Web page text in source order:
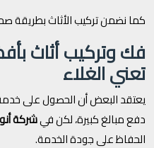
كما نضمن تركيب الأثاث بطريقة
فك وتركيب أثاث
تعني الغلاء
يعتقد البعض أن الحصول على
دفع مبالغ كبيرة، لكن فيشركة
الحفاظ على جودة الخدمة.